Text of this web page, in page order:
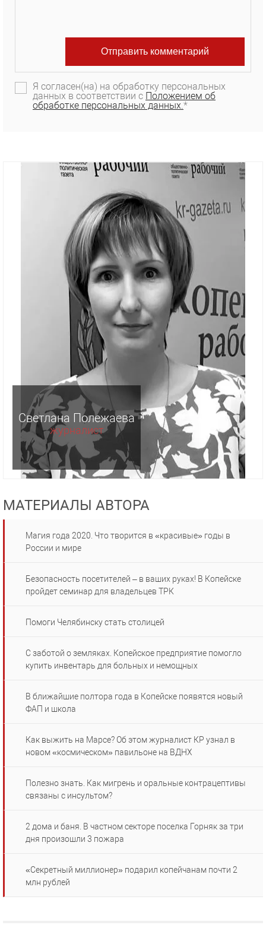
Я согласен(на) на обработку персональных
данных в соответствии с Положением об
обработке персональных данных.*
Светлана Полежаева
журналист
МАТЕРИАЛЫ АВТОРА
Магия года 2020. Что творится в «красивые» годы в
России и мире
Безопасность посетителей – в ваших руках! В Копейске
пройдет семинар для владельцев ТРК
Помоги Челябинску стать столицей
С заботой о земляках. Копейское предприятие помогло
купить инвентарь для больных и немощных
В ближайшие полтора года в Копейске появятся новый
ФАП и школа
Как выжить на Марсе? Об этом журналист КР узнал в
новом «космическом» павильоне на ВДНХ
Полезно знать. Как мигрень и оральные контрацептивы
связаны с инсультом?
2 дома и баня. В частном секторе поселка Горняк за три
дня произошли 3 пожара
«Секретный миллионер» подарил копейчанам почти 2
млн рублей